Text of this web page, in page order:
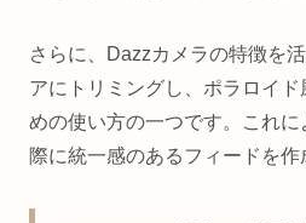
さらに、Dazzカメラの特徴を
アにトリミングし、ポラロイ
めの使い方の一つです。これ
際に統一感のあるフィードを作